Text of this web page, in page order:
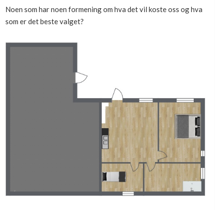
Noen som har noen formening om hva det vil koste oss og hva
som er det beste valget?